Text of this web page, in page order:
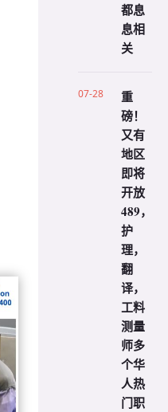
都息
息相
关
07-28
重
磅！
又有
地区
即将
开放
489，
护
理，
翻
译，
工料
测量
师多
个华
人热
门职